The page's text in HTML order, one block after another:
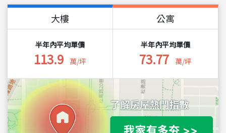
大樓
半年內平均單價
113.9 萬/坪
公寓
半年內平均單價
73.77 萬/坪